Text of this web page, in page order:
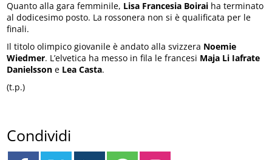
Quanto alla gara femminile, Lisa Francesia Boirai ha terminato
al dodicesimo posto. La rossonera non si è qualificata per le
finali.
Il titolo olimpico giovanile è andato alla svizzera Noemie
Wiedmer. L’elvetica ha messo in fila le francesi Maja Li Iafrate
Danielsson e Lea Casta.
(t.p.)
Condividi